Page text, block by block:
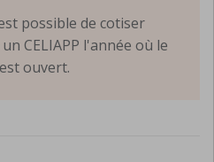
possible de cotiser
CELIAPP l'année où le
ouvert.